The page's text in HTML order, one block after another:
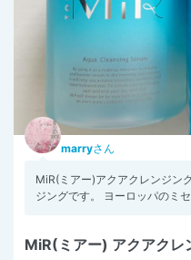
marryさん
MiR(ミアー)アクアクレンジン
ジングです。 ヨーロッパのミ
MiR(ミアー) アクアクレ